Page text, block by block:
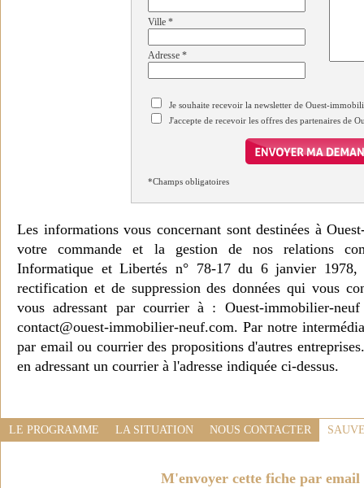
Ville *
Adresse *
Je souhaite recevoir la newsletter de Ouest-
J'accepte de recevoir les offres des partenaires de
*Champs obligatoires
Les informations vous concernant sont destinées à
votre commande et la gestion de nos relations
Informatique et Libertés n° 78-17 du 6 janvier 1978,
rectification et de suppression des données qui vous
vous adressant par courrier à : Ouest-immobilier-
contact@ouest-immobilier-neuf.com. Par notre
par email ou courrier des propositions d'autres
en adressant un courrier à l'adresse indiquée ci-dessus.
LE PROGRAMME LA SITUATION NOUS CONTACTER
M'envoyer cette fiche par email